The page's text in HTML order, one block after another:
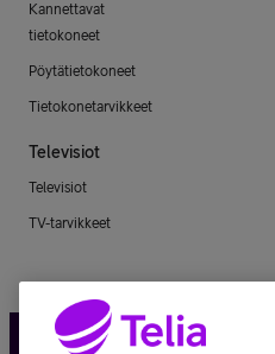
Kannettavat
tietokoneet
Pöytätietokoneet
Tietokonetarvikkeet
Televisiot
Televisiot
TV-tarvikkeet